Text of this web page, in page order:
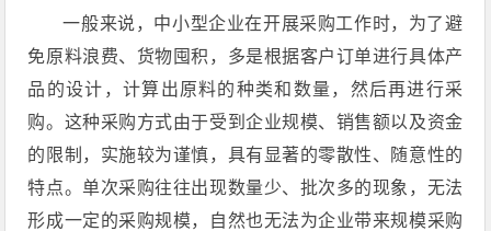
一般来说，中小型企业在开展采购工作时，为了避
免原料浪费、货物囤积，多是根据客户订单进行具体产
品的设计，计算出原料的种类和数量，然后再进行采
购。这种采购方式由于受到企业规模、销售额以及资金
的限制，实施较为谨慎，具有显著的零散性、随意性的
特点。单次采购往往出现数量少、批次多的现象，无法
形成一定的采购规模，自然也无法为企业带来规模采购